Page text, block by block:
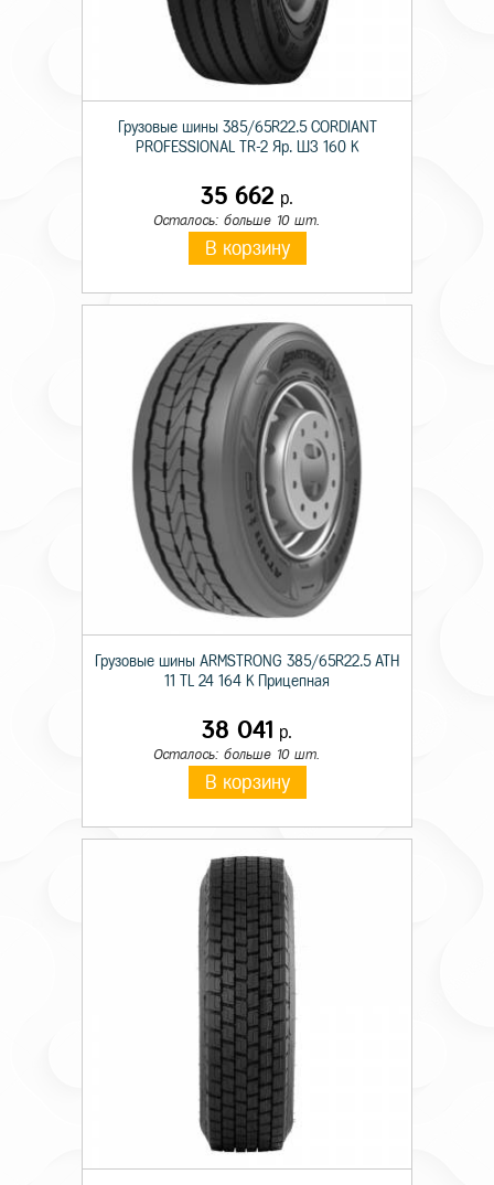
Грузовые шины 385/65R22.5 CORDIANT
PROFESSIONAL TR-2 Яр. ШЗ 160 K
35 662 р.
Осталось: больше 10 шт.
В корзину
Грузовые шины ARMSTRONG 385/65R22.5 ATH
11 TL 24 164 K Прицепная
38 041 р.
Осталось: больше 10 шт.
В корзину